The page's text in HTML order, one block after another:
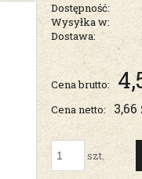
Dostępność:
Wysyłka w:
Dostawa:
Cena nie zawiera
kosztów płatności
Cena brutto:
Cena netto: 3,66
szt.